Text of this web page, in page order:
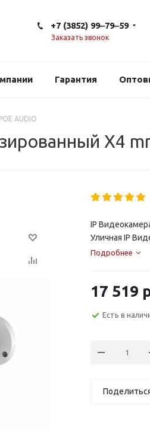
+7 (3852) 99‒79‒59
Заказать звонок
Гарантия
AUDIO
X4
IP
Уличная IP
Подробнее
17 519
Есть в